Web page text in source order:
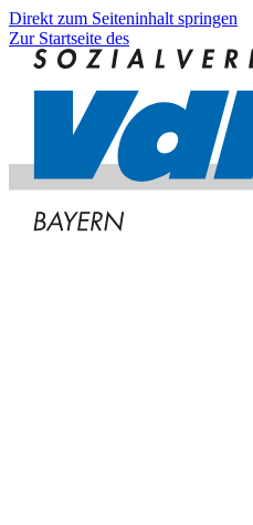
Direkt zum Seiteninhalt springen
Zur Startseite des